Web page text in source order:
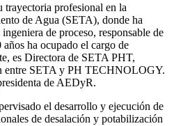
trayectoria profesional en la
de Agua (SETA), donde ha
de proceso, responsable de
ha ocupado el cargo de
es Directora de SETA PHT,
entre SETA y PH TECHNOLOGY.
de AEDyR.
el desarrollo y ejecución de
de desalación y potabilización